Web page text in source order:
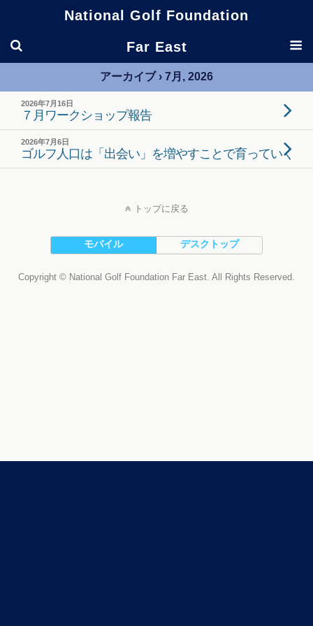
National Golf Foundation
Far East
アーカイブ › 7月, 2026
2026年7月16日
７月ワークショップ報告
2026年7月6日
ゴルフ人口は「出会い」を増やすことで育っていく
トップに戻る
モバイル デスクトップ
Copyright © National Golf Foundation Far East. All Rights Reserved.